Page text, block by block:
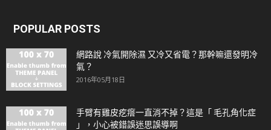
POPULAR POSTS
網路說 冷氣開除濕 又冷又省電？那幹嘛還發明冷
氣？
2016年05月18日
手臂有雞皮疙瘩一直消不掉？這是「 毛孔角化症
」，小心被錯誤迷思誤導啊